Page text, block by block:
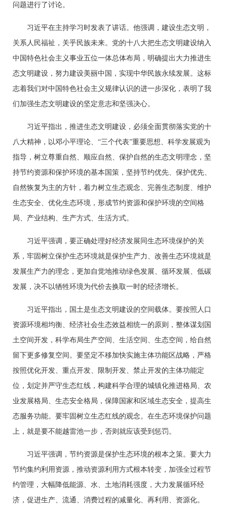
问题进行了讨论。
习近平在主持学习时发表了讲话。他强调，建设生态文明，
关系人民福祉，关乎民族未来。党的十八大把生态文明建设纳入
中国特色社会主义事业五位一体总体布局，明确提出大力推进生
态文明建设，努力建设美丽中国，实现中华民族永续发展。这标
志着我们对中国特色社会主义规律认识的进一步深化，表明了我
们加强生态文明建设的坚定意志和坚强决心。
习近平指出，推进生态文明建设，必须全面贯彻落实党的十
八大精神，以邓小平理论、“三个代表”重要思想、科学发展观为
指导，树立尊重自然、顺应自然、保护自然的生态文明理念，坚
持节约资源和保护环境的基本国策，坚持节约优先、保护优先、
自然恢复为主的方针，着力树立生态观念、完善生态制度、维护
生态安全、优化生态环境，形成节约资源和保护环境的空间格
局、产业结构、生产方式、生活方式。
习近平强调，要正确处理好经济发展同生态环境保护的关
系，牢固树立保护生态环境就是保护生产力、改善生态环境就是
发展生产力的理念，更加自觉地推动绿色发展、循环发展、低碳
发展，决不以牺牲环境为代价去换取一时的经济增长。
习近平指出，国土是生态文明建设的空间载体。要按照人口
资源环境相均衡、经济社会生态效益相统一的原则，整体谋划国
土空间开发，科学布局生产空间、生活空间、生态空间，给自然
留下更多修复空间。要坚定不移加快实施主体功能区战略，严格
按照优化开发、重点开发、限制开发、禁止开发的主体功能定
位，划定并严守生态红线，构建科学合理的城镇化推进格局、农
业发展格局、生态安全格局，保障国家和区域生态安全，提高生
态服务功能。要牢固树立生态红线的观念。在生态环境保护问题
上，就是要不能越雷池一步，否则就应该受到惩罚。
习近平强调，节约资源是保护生态环境的根本之策。要大力
节约集约利用资源，推动资源利用方式根本转变，加强全过程节
约管理，大幅降低能源、水、土地消耗强度，大力发展循环经
济，促进生产、流通、消费过程的减量化、再利用、资源化。